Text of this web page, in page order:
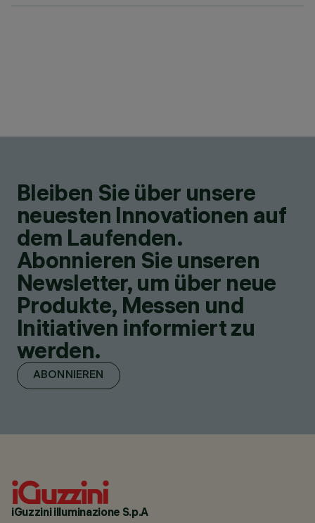
Bleiben Sie über unsere
neuesten Innovationen auf
dem Laufenden.
Abonnieren Sie unseren
Newsletter, um über neue
Produkte, Messen und
Initiativen informiert zu
werden.
ABONNIEREN
iGuzzini illuminazione S.p.A